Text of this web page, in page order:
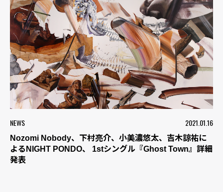
NEWS 2021.01.16
Nozomi Nobody、下村亮介、小美濃悠太、吉木諒祐に
よるNIGHT PONDO、 1stシングル『Ghost Town』詳細
発表